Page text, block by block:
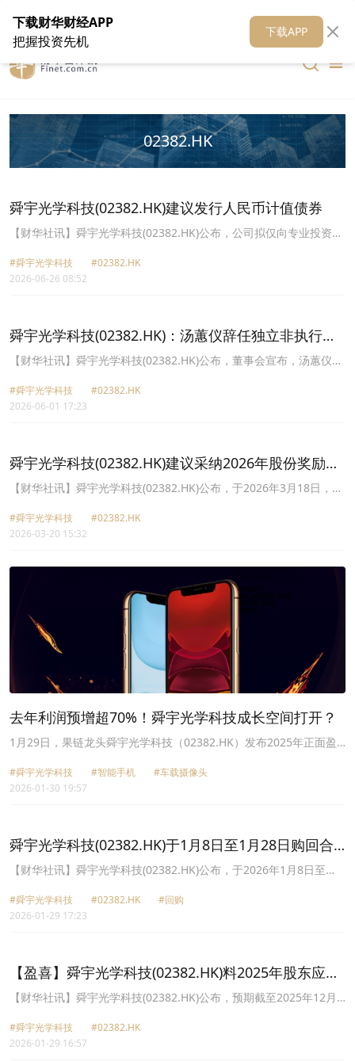
在线客服 关于我们 财华媒体矩阵 财华智库
02382.HK
舜宇光学科技(02382.HK)建议发行人民币计值债券
【财华社讯】舜宇光学科技(02382.HK)公布，公司拟仅向专业投资者
投资者展开连串路演简介会。建议债券发行将遵照美国证券法项下之
S规例仅在美国境外发售。公司拟将债券发行所得款项净额用于为现
#舜宇光学科技
#02382.HK
2026-06-26 08:52
舜宇光学科技(02382.HK)：汤蕙仪辞任独立非执行董
事
【财华社讯】舜宇光学科技(02382.HK)公布，董事会宣布，汤蕙仪已
名委员会成员，自2026年6月1日起生效。董事会亦宣布，程云凤已
获委任为审核委员会主席，自2026年6月1日起生效。
#舜宇光学科技
#02382.HK
2026-06-01 17:23
舜宇光学科技​(02382.HK)建议采纳2026年股份奖励计
划
​【财华社讯】舜宇光学科技(02382.HK)公布，于2026年3月18日，董
股份奖励计划须待(其中包括)以下条件达成后，方可生效：股东于公
司股东特别大会上通过普通决议案批准采纳2026年股份奖励计划及
准公司根据2026年股份奖励计划条文授出的奖励而将予配发及发行的
#舜宇光学科技
#02382.HK
2026-03-20 15:32
去年利润预增超70%！舜宇光学科技成长空间打开？
1月29日，果链龙头舜宇光学科技（02382.HK）发布2025年正面盈
#舜宇光学科技 #智能手机
#车载摄像头
2026-01-30 19:57
舜宇光学科技(02382.HK)于1月8日至1月28日购回合
共1584万股
【财华社讯】舜宇光学科技(02382.HK)公布，于2026年1月8日至
相当于本公告日期已发行股份总数的约1.447%。于本公告日期，股
份购回涉及的总金额约为10.16亿港元(不包括佣金及其他支出)，平均
当日已发行股份总数的10%。
#舜宇光学科技 #02382.HK
#回购
2026-01-29 17:23
【盈喜】舜宇光学科技(02382.HK)料2025年股东应占
溢利同比增加70%至75%
【财华社讯】舜宇光学科技(02382.HK)公布，预期截至2025年12月
下同)，同比增加约70%至75%。有关预期增加主要受益于智能手机摄
像头规格高端化的推动并凭藉前沿的技术布局和领先的产品迭代，集
#舜宇光学科技
#02382.HK
2026-01-29 16:57
下载财华财经APP
把握投资先机
下载APP